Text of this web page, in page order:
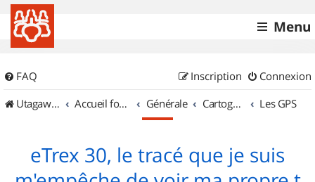
Menu
FAQ Connexion
Inscription
UtagawaVTT (Randos VTT et VTTAE avec traces GPS)
Accueil forum Générale Cartographie et GPS Les GPS
eTrex 30, le tracé que je suis